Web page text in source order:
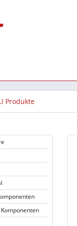
Produkte